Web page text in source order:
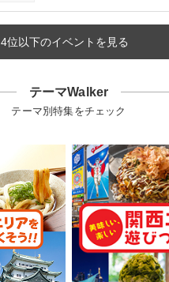
4位以下のイベントを見る
テーマWalker
テーマ別特集をチェック